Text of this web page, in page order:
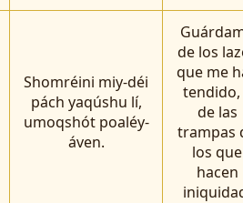
Shomréini miy-déi
pách yaqúshu lí,
umoqshót poaléy-
áven.
de los
que me
tendido,
de las
trampas
los que
hacen